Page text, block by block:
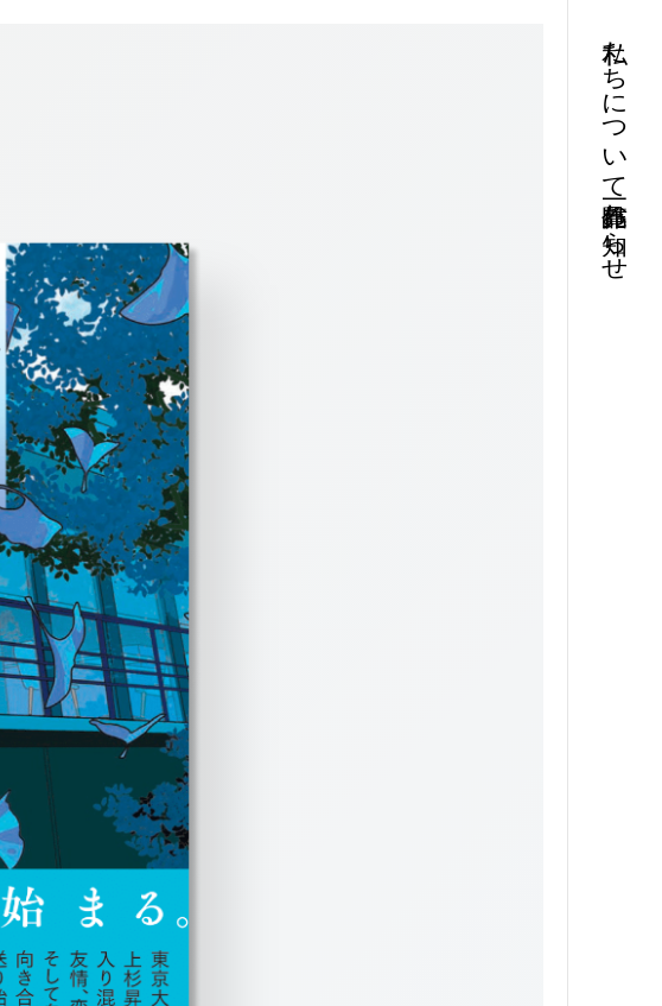
私たちについて
お知らせ